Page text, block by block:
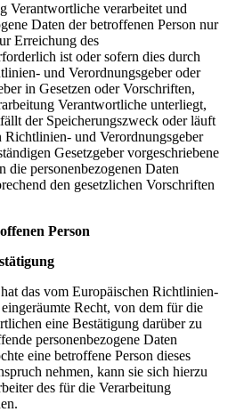
Verantwortliche verarbeitet und
Daten der betroffenen Person nur
Erreichung des
ist oder sofern dies durch
und Verordnungsgeber oder
in Gesetzen oder Vorschriften,
Verantwortliche unterliegt,
der Speicherungszweck oder läuft
Richtlinien- und Verordnungsgeber
Gesetzgeber vorgeschriebene
die personenbezogenen Daten
den gesetzlichen Vorschriften
Person
das vom Europäischen Richtlinien-
Recht, von dem für die
eine Bestätigung darüber zu
personenbezogene Daten
eine betroffene Person dieses
nehmen, kann sie sich hierzu
des für die Verarbeitung